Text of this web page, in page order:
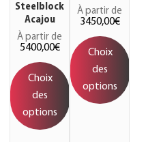
Steelblock
Acajou
À partir de
5400,00€
Choix
des
options
À partir de
3450,00€
Choix
des
options